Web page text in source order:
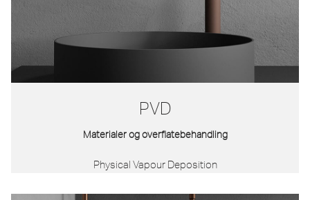
PVD
Materialer og overflatebehandling
Physical Vapour Deposition